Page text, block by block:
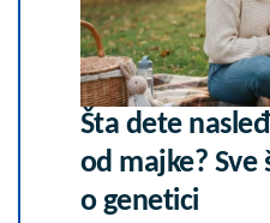
Šta dete
od majke?
o genetici